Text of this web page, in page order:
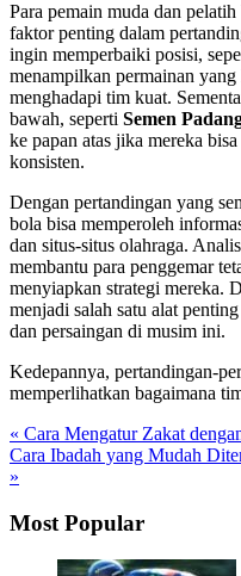
Para pemain muda dan
faktor penting dalam
ingin memperbaiki posisi,
menampilkan permainan
menghadapi tim kuat.
bawah, seperti Semen
ke papan atas jika mereka
konsisten.
Dengan pertandingan yang
bola bisa memperoleh
dan situs-situs olahraga.
membantu para penggemar
menyiapkan strategi mereka.
menjadi salah satu alat
dan persaingan di musim ini.
Kedepannya, pertandingan-
memperlihatkan bagaimana
« Cara Mengatur Zakat
Cara Ibadah yang Mudah
»
Most Popular